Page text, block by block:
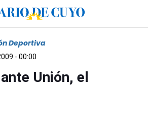
Deportiva
- 00:00
Unión, el